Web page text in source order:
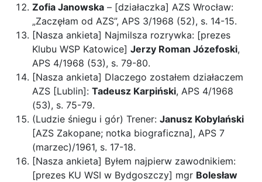
Zofia Janowska – [działaczka] AZS Wrocław:
„Zaczęłam od AZS”, APS 3/1968 (52), s. 14-15.
[Nasza ankieta] Najmilsza rozrywka: [prezes
Klubu WSP Katowice] Jerzy Roman Józefoski,
APS 4/1968 (53), s. 79-80.
[Nasza ankieta] Dlaczego zostałem działaczem
AZS [Lublin]: Tadeusz Karpiński, APS 4/1968
(53), s. 75-79.
(Ludzie śniegu i gór) Trener: Janusz Kobylański
[AZS Zakopane; notka biograficzna], APS 7
(marzec)/1961, s. 17-18.
[Nasza ankieta] Byłem najpierw zawodnikiem:
[prezes KU WSI w Bydgoszczy] mgr Bolesław